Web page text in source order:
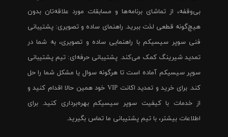
بی‌وقفه، از تماشای برنامه‌ها و مسابقات مورد علاقه‌تان بدون
هیچ‌گونه قطعی لذت ببرید. راهنمای ساده و تصویری: پشتیبانی
فنی سوپر سیسیکم با راهنمایی ساده و تصویری، به شما در
تمدید شیرینگ کمک می‌کند. پشتیبانی حرفه‌ای: تیم پشتیبانی
سوپر سیسیکم آماده است تا هرگونه سوال یا مشکل شما را حل
کند. برای خرید و تمدید اکانت VIP خود همین حالا اقدام کنید و
از خدمات با کیفیت سوپر سیسیکم بهره‌برداری کنید. برای
اطلاعات بیشتر، با تیم پشتیبانی ما تماس بگیرید.